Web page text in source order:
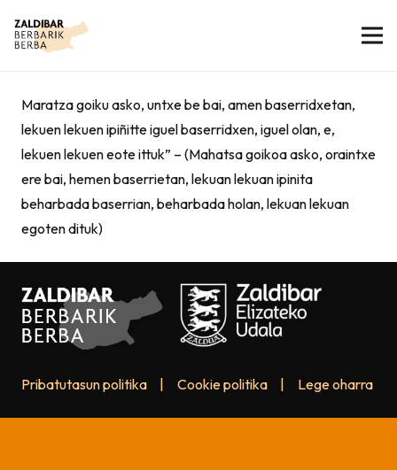
Maratza goiku asko, untxe be bai, amen baserridxetan,
lekuen lekuen ipiñitte iguel baserridxen, iguel olan, e,
lekuen lekuen eote ittuk” – (Mahatsa goikoa asko, oraintxe
ere bai, hemen baserrietan, lekuan lekuan ipinita
beharbada baserrian, beharbada holan, lekuan lekuan
egoten dituk)
Pribatutasun politika Cookie politika Lege oharra